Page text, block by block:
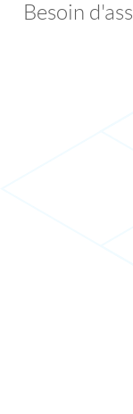
Besoin